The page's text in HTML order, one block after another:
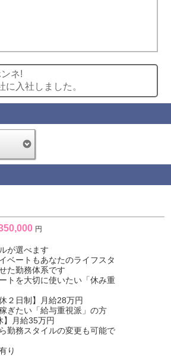
ネ!
に入社しました。
円
が選べます
ベートもあなたのライフスタ
た勤務体系です
トを大切に使いたい「休み重
２日制】月給28万円
ぎたい「給与重視派」の方
月給35万円
勤務スタイルの変更も可能で
り